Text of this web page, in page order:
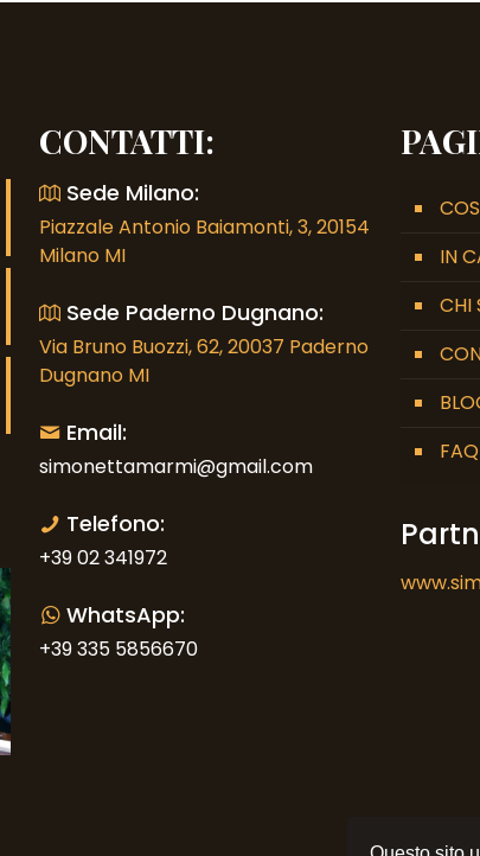
CONTATTI:
Sede Milano:
Piazzale Antonio Baiamonti, 3, 20154
Milano MI
Sede Paderno Dugnano:
Via Bruno Buozzi, 62, 20037 Paderno
Dugnano MI
Email:
simonettamarmi@gmail.com
Telefono:
+39 02 341972
WhatsApp:
+39 335 5856670
IN
CHI